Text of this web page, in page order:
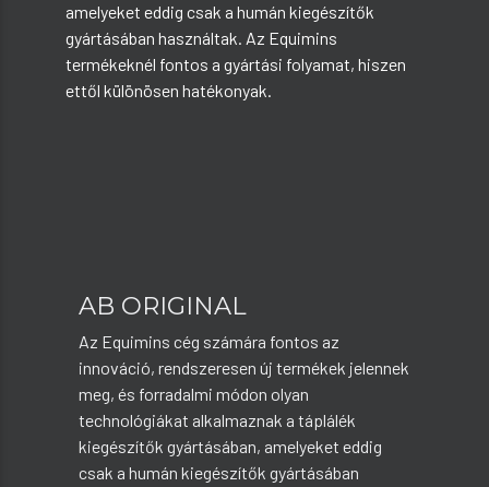
amelyeket eddig csak a humán kiegészítők
gyártásában használtak. Az Equimins
termékeknél fontos a gyártási folyamat, hiszen
ettől különösen hatékonyak.
AB ORIGINAL
Az Equimins cég számára fontos az
innováció, rendszeresen új termékek jelennek
meg, és forradalmi módon olyan
technológiákat alkalmaznak a táplálék
kiegészítők gyártásában, amelyeket eddig
csak a humán kiegészítők gyártásában